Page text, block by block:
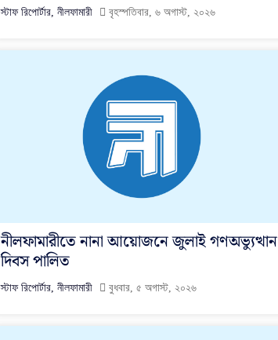
স্টাফ রিপোর্টার, নীলফামারী বৃহস্পতিবার, ৬ অগাস্ট, ২০২৬
নীলফামারীতে নানা আয়োজনে জুলাই গণঅভ্যুত্থান
দিবস পালিত
স্টাফ রিপোর্টার, নীলফামারী বুধবার, ৫ অগাস্ট, ২০২৬